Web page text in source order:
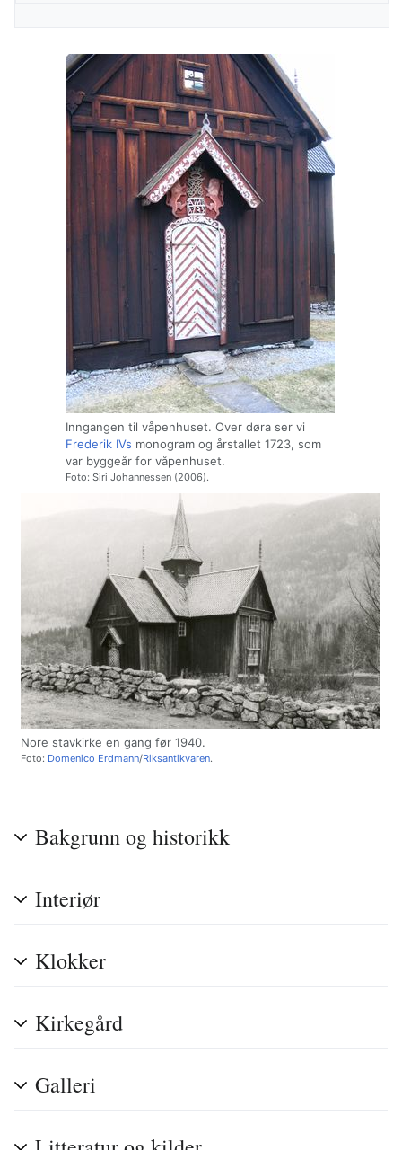
Inngangen til våpenhuset. Over døra ser vi
Frederik IVs monogram og årstallet 1723, som
var byggeår for våpenhuset.
Foto: Siri Johannessen (2006).
Nore stavkirke en gang før 1940.
Foto: Domenico Erdmann/Riksantikvaren.
Bakgrunn og historikk
Interiør
Klokker
Kirkegård
Galleri